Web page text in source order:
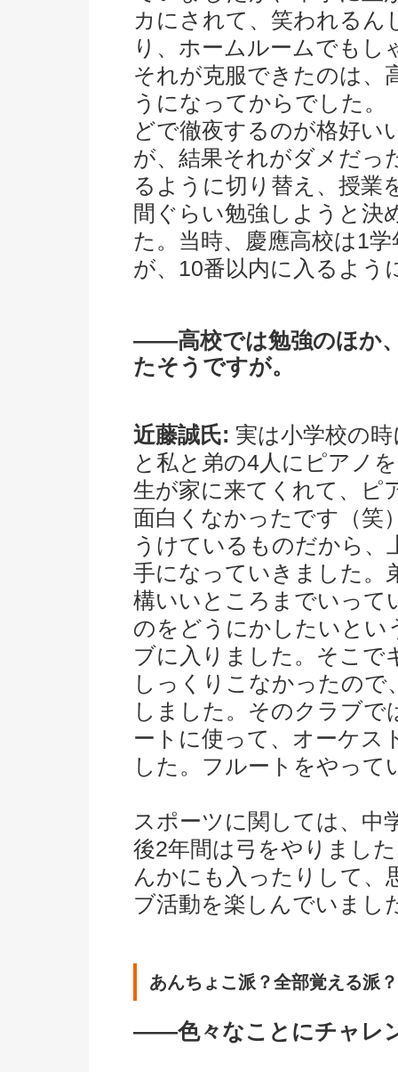
カにされて、笑われるん
り、ホームルームでも
それが克服できたのは、
うになってからでした。
どで徹夜するのが格好い
が、結果それがダメだっ
るように切り替え、授業
間ぐらい勉強しようと決
た。当時、慶應高校は1
が、10番以内に入るよう
――高校では勉強のほか
たそうですが。
近藤誠氏: 実は小学校の
と私と弟の4人にピアノ
生が家に来てくれて、ピ
面白くなかったです（笑
うけているものだから、
手になっていきました。
構いいところまでいって
のをどうにかしたいとい
ブに入りました。そこで
しっくりこなかったので
しました。そのクラブ
ートに使って、オーケス
した。フルートをやって
スポーツに関しては、中
後2年間は弓をやりまし
んかにも入ったりして、
ブ活動を楽しんでいまし
あんちょこ派？全部覚える派？
――色々なことにチャレ